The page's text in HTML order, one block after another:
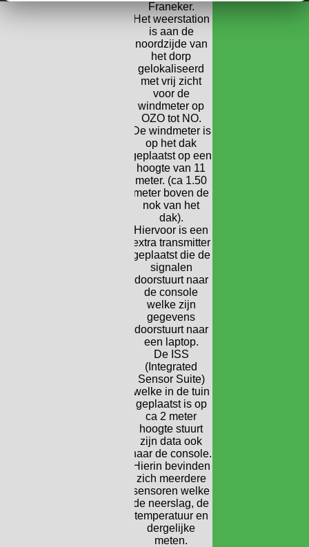
Franeker.
Het weerstation
is aan de
noordzijde van
het dorp
gelokaliseerd
met vrij zicht
voor de
windmeter op
OZO tot NO.
De windmeter is
op het dak
geplaatst op een
hoogte van 11
meter. (ca 1.50
meter boven de
nok van het
dak).
Hiervoor is een
extra transmitter
geplaatst die de
signalen
doorstuurt naar
de console
welke zijn
gegevens
doorstuurt naar
een laptop.
De ISS
(Integrated
Sensor Suite)
welke in de tuin
geplaatst is op
ca 2 meter
hoogte stuurt
zijn data ook
naar de console.
Hierin bevinden
zich meerdere
sensoren welke
de neerslag, de
temperatuur en
dergelijke
meten.